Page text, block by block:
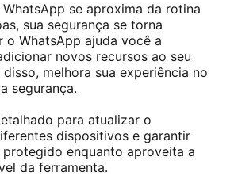
se aproxima da rotina
sua segurança se torna
o WhatsApp ajuda você a
novos recursos ao seu
melhora sua experiência no
segurança.
para atualizar o
dispositivos e garantir
enquanto aproveita a
da ferramenta.